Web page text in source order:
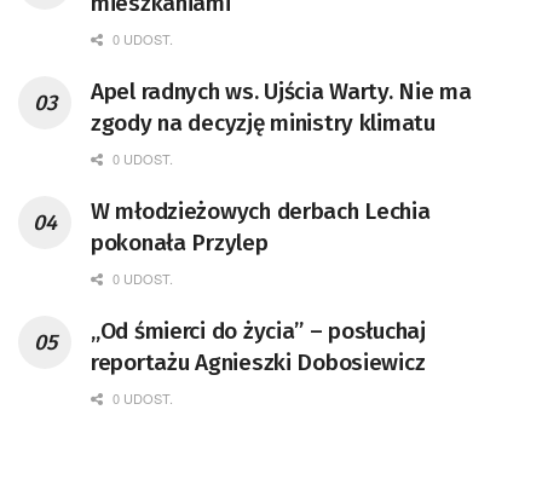
0 UDOST.
Apel radnych ws. Ujścia Warty. Nie ma
zgody na decyzję ministry klimatu
0 UDOST.
W młodzieżowych derbach Lechia
pokonała Przylep
0 UDOST.
„Od śmierci do życia” – posłuchaj
reportażu Agnieszki Dobosiewicz
0 UDOST.